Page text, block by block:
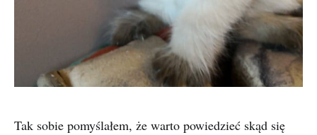
Tak sobie pomyślałem, że warto powiedzieć skąd się